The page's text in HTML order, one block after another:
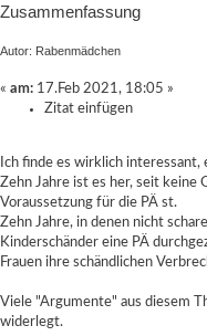
Zusammenfassung
Autor: Rabenmädchen
« am: 17.Feb 2021, 18:05 »
Zitat einfügen
Ich finde es wirklich
Zehn Jahre ist es her, seit keine
Voraussetzung für die PÄ st.
Zehn Jahre, in denen nicht
Kinderschänder eine PÄ
Frauen ihre schändlichen
Viele "Argumente" aus diesem
widerlegt.